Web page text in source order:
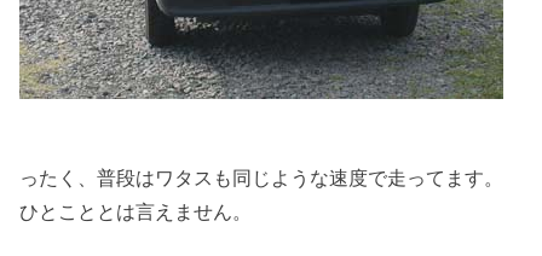
ったく、普段はワタスも同じような速度で走ってます。
ひとこととは言えません。